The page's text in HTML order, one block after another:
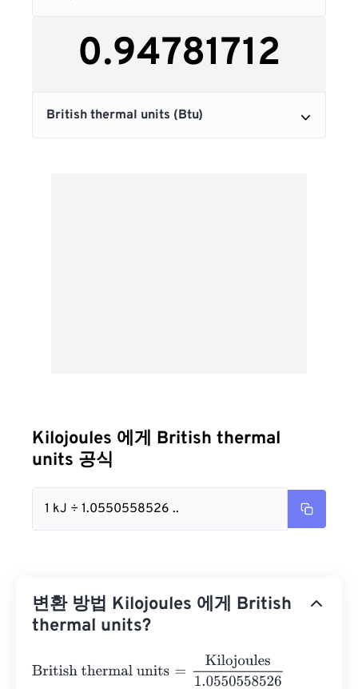
Kilojoules 에게 British thermal
units 공식
1 kJ ÷ 1.0550558526 ..
변환 방법 Kilojoules 에게 British
thermal units?
British thermal units =Kilojoules1.0550558526